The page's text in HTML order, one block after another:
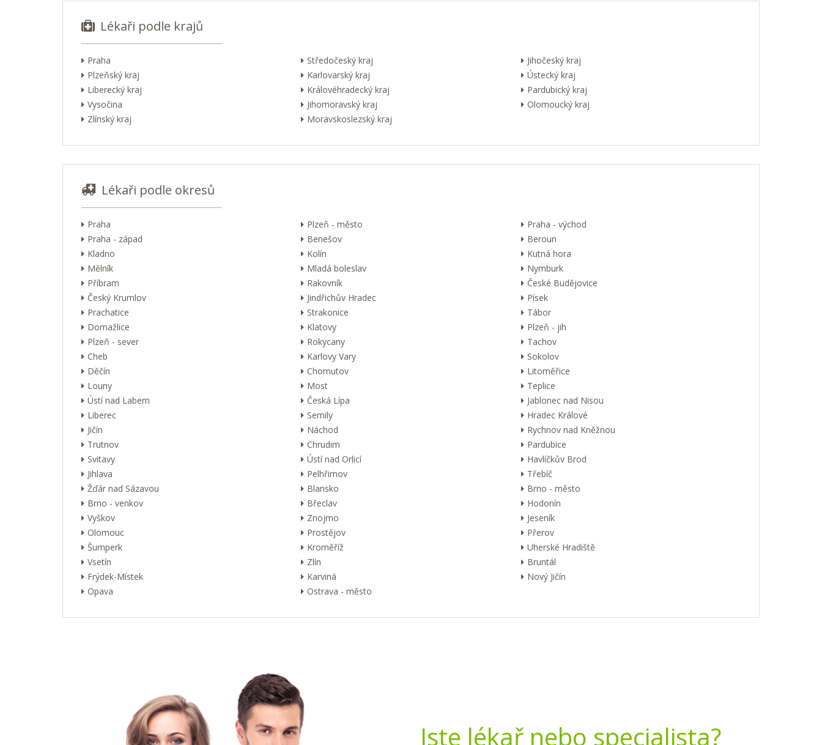
Lékaři podle krajů
Praha Středočeský kraj
Jihočeský kraj
Plzeňský kraj
Karlovarský kraj
Ústecký kraj
Liberecký kraj
Královéhradecký kraj
Pardubický kraj
Vysočina
Jihomoravský kraj
Olomoucký kraj
Zlínský kraj
Moravskoslezský kraj
Lékaři podle okresů
Praha Plzeň - město
Praha - východ
Praha - západ
Benešov
Beroun
Kladno
Kolín
Kutná hora
Mělník
Mladá boleslav
Nymburk
Příbram
Rakovník
České Budějovice
Český Krumlov
Jindřichův Hradec
Písek
Prachatice
Strakonice
Tábor
Domažlice
Klatovy
Plzeň - jih
Plzeň - sever
Rokycany
Tachov
Cheb
Karlovy Vary
Sokolov
Děčín
Chomutov
Litoměřice
Louny
Most
Teplice
Ústí nad Labem
Česká Lípa
Jablonec nad Nisou
Liberec
Semily
Hradec Králové
Jičín
Náchod
Rychnov nad Kněžnou
Trutnov
Chrudim
Pardubice
Svitavy
Ústí nad Orlicí
Havlíčkův Brod
Jihlava
Pelhřimov
Třebíč
Žďár nad Sázavou
Blansko
Brno - město
Brno - venkov
Břeclav
Hodonín
Vyškov
Znojmo
Jeseník
Olomouc
Prostějov
Přerov
Šumperk
Kroměříž
Uherské Hradiště
Vsetín
Zlín
Bruntál
Frýdek-Místek
Karviná
Nový Jičín
Opava
Ostrava - město
Jste lékař nebo specialista?